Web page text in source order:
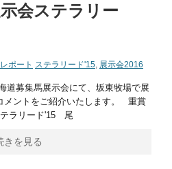
会ステラリー
ポート ステラリード'15, 展示会2016
道募集馬展示会にて、坂東牧場で展
メントをご紹介いたします。 重賞
テラリード'15 尾
きを見る